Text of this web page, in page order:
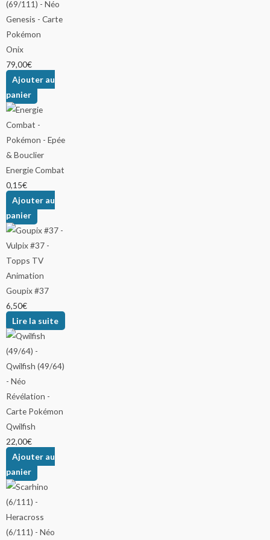
Onix
79,00€
Ajouter au
panier
Energie Combat
0,15€
Ajouter au
panier
Goupix #37
6,50€
Lire la suite
Qwilfish
22,00€
Ajouter au
panier